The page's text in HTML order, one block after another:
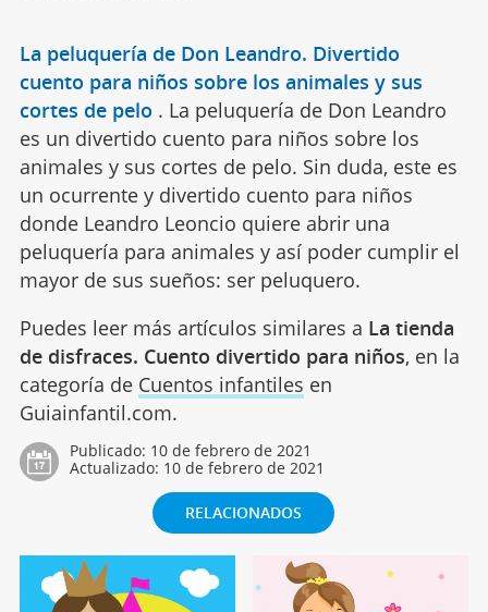
La peluquería de Don Leandro. Divertido
cuento para niños sobre los animales y sus
cortes de pelo . La peluquería de Don Leandro
es un divertido cuento para niños sobre los
animales y sus cortes de pelo. Sin duda, este es
un ocurrente y divertido cuento para niños
donde Leandro Leoncio quiere abrir una
peluquería para animales y así poder cumplir el
mayor de sus sueños: ser peluquero.
Puedes leer más artículos similares a La tienda
de disfraces. Cuento divertido para niños, en la
categoría de Cuentos infantiles en
Guiainfantil.com.
Publicado: 10 de febrero de 2021
Actualizado: 10 de febrero de 2021
RELACIONADOS